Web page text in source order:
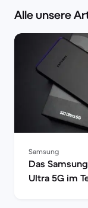
Alle unsere
Samsung
Das
Ultra 5G im